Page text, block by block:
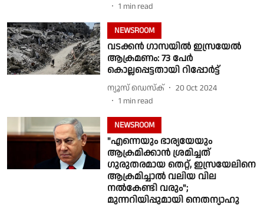
1 min read
NEWSROOM
വടക്കൻ ഗാസയിൽ ഇസ്രയേൽ
ആക്രമണം: 73 പേർ
കൊല്ലപ്പെട്ടതായി റിപ്പോർട്ട്
ന്യൂസ് ഡെസ്ക്
20 Oct 2024
1 min read
NEWSROOM
"എന്നെയും ഭാര്യയേയും
ആക്രമിക്കാൻ ശ്രമിച്ചത്
ഗുരുതരമായ തെറ്റ്, ഇസ്രയേലിനെ
ആക്രമിച്ചാൽ വലിയ വില
നൽകേണ്ടി വരും";
മുന്നറിയിപ്പുമായി നെതന്യാഹു